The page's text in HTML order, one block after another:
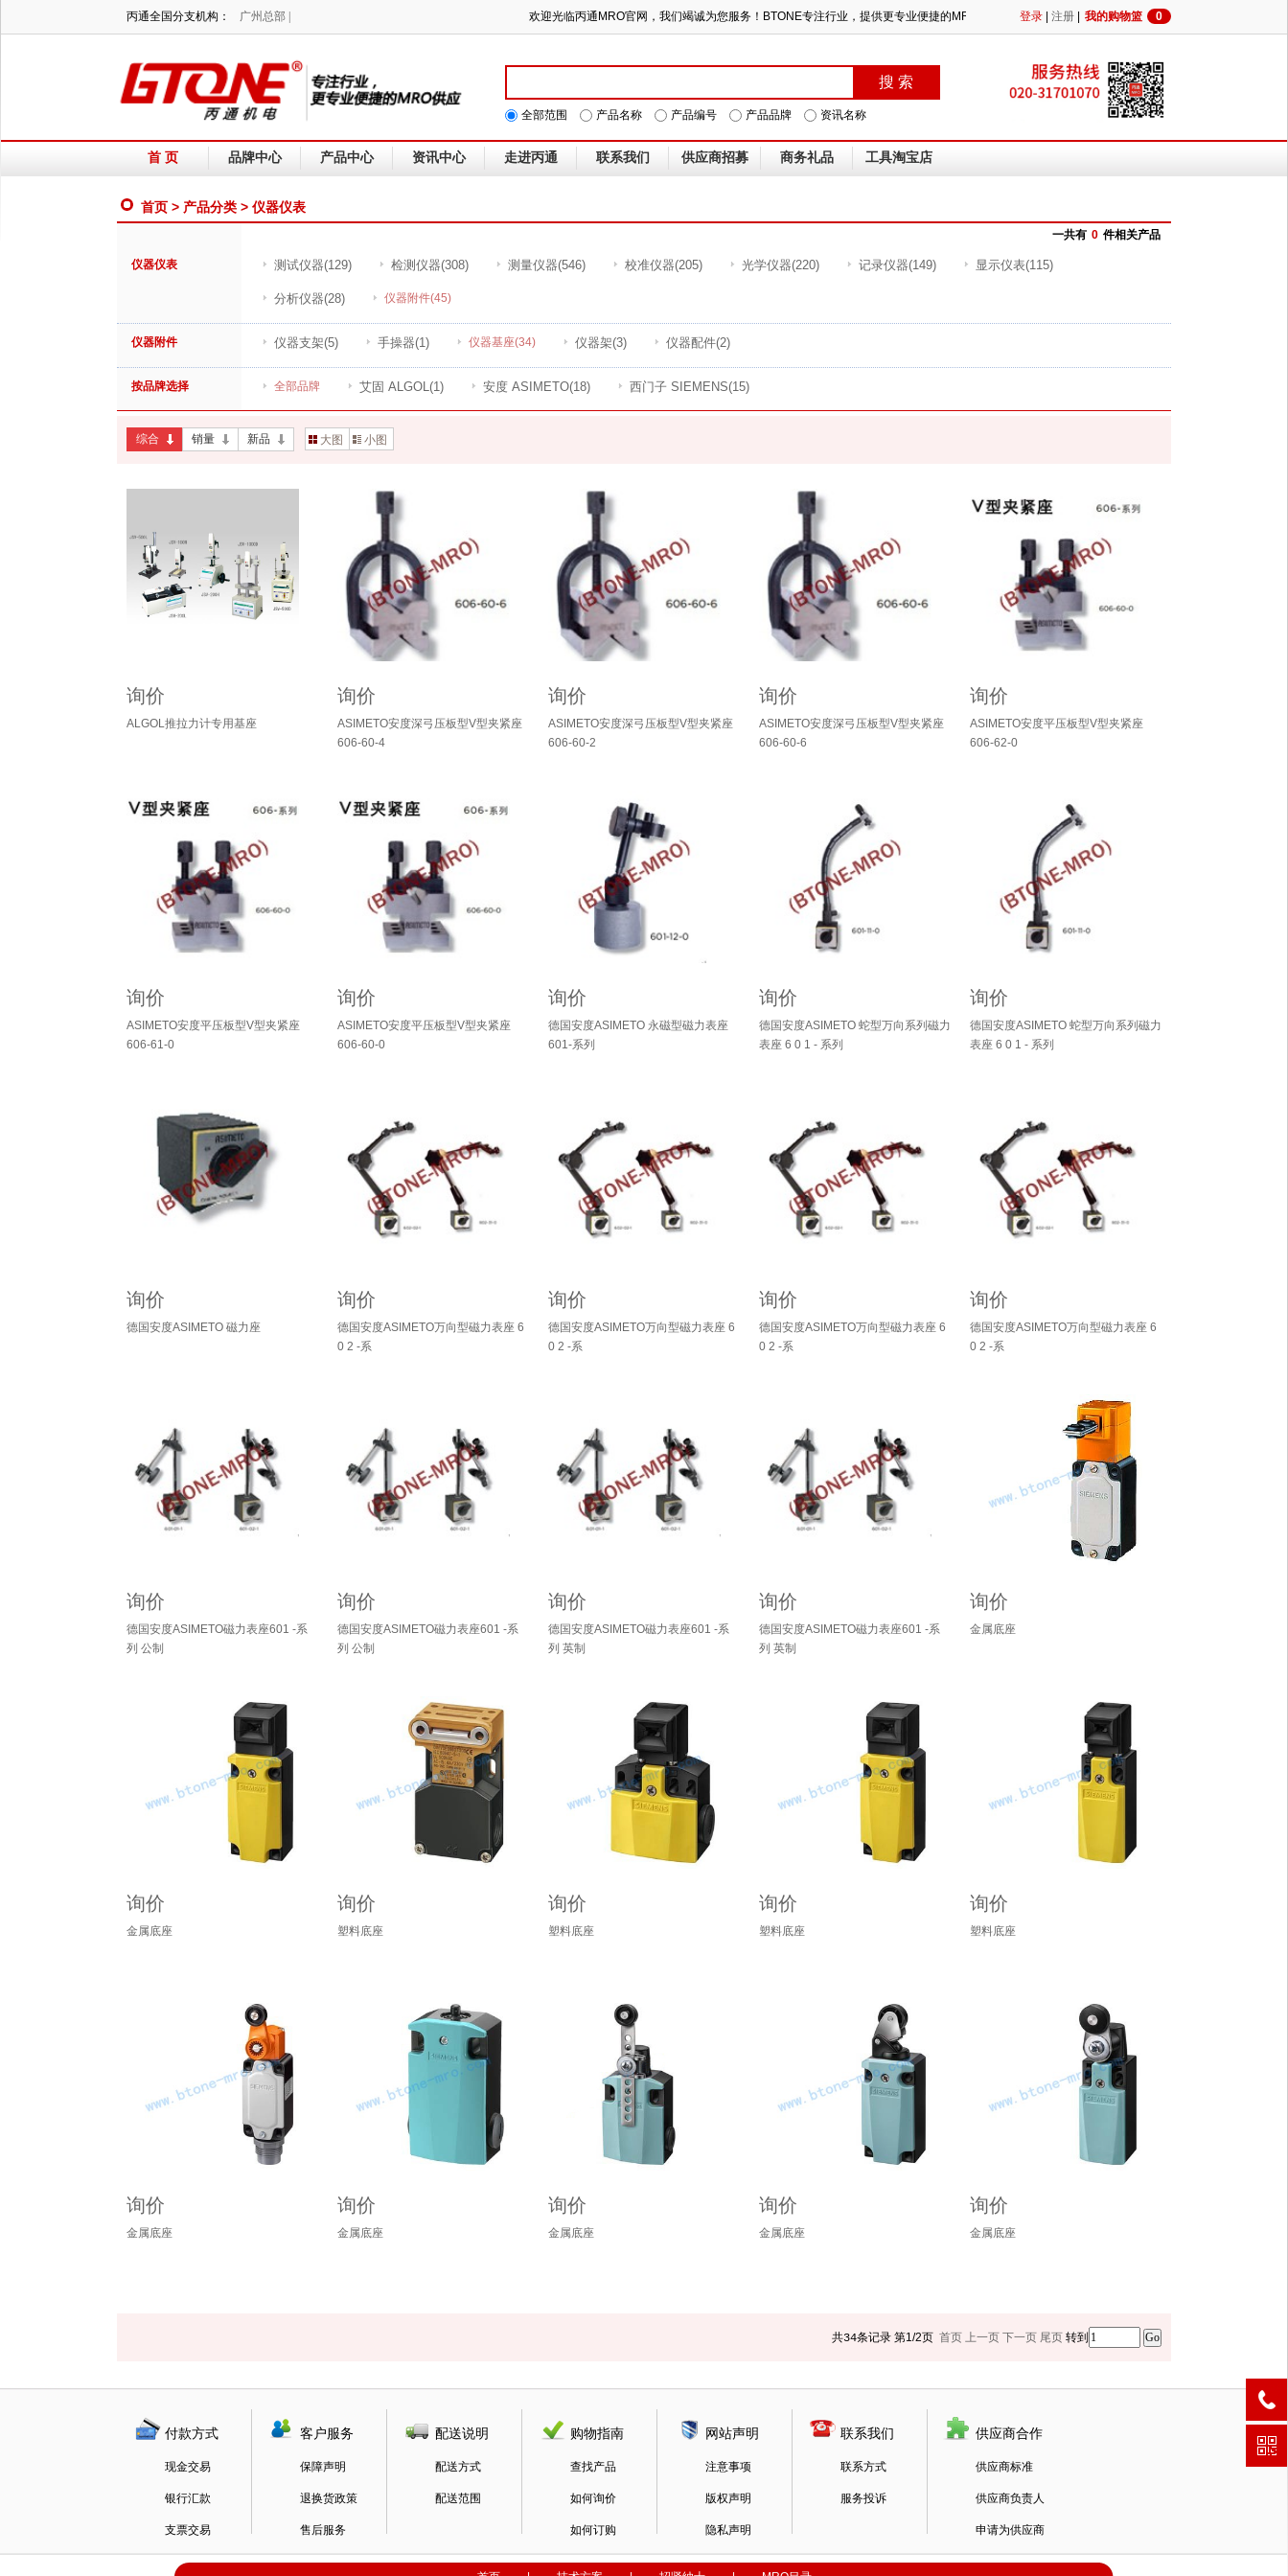
丙通全国分支机构： 广州总部 | 欢迎光临丙通MRO官网，我们竭诚为您服务！BTONE专注行业，提供更专业便捷的MRO供应！ 我的购物篮 0
登录 注册
全部范围 产品名称 产品编号 产品品牌 资讯名称
首 页 品牌中心 产品中心 资讯中心 走进丙通 联系我们 供应商招募 商务礼品 工具淘宝店
首页 > 产品分类 > 仪器仪表
一共有 0 件相关产品
仪器仪表 测试仪器(129) 检测仪器(308) 测量仪器(546) 校准仪器(205) 光学仪器(220) 记录仪器(149) 显示仪表(115)
分析仪器(28) 仪器附件(45)
仪器附件 仪器支架(5) 手操器(1) 仪器基座(34) 仪器架(3) 仪器配件(2)
按品牌选择 全部品牌 艾固 ALGOL(1) 安度 ASIMETO(18) 西门子 SIEMENS(15)
综合 销量 新品 大图 小图
询价
ALGOL推拉力计专用基座
询价
ASIMETO安度深弓压板型V型夹紧座
606-60-4
询价
ASIMETO安度深弓压板型V型夹紧座
606-60-2
询价
ASIMETO安度深弓压板型V型夹紧座
606-60-6
询价
ASIMETO安度平压板型V型夹紧座
606-62-0
询价
ASIMETO安度平压板型V型夹紧座
606-61-0
询价
ASIMETO安度平压板型V型夹紧座
606-60-0
询价
德国安度ASIMETO 永磁型磁力表座
601-系列
询价
德国安度ASIMETO 蛇型万向系列磁力
表座 6 0 1 - 系列
询价
德国安度ASIMETO 蛇型万向系列磁力
表座 6 0 1 - 系列
询价
德国安度ASIMETO 磁力座
询价
德国安度ASIMETO万向型磁力表座 6
0 2 -系
询价
德国安度ASIMETO万向型磁力表座 6
0 2 -系
询价
德国安度ASIMETO万向型磁力表座 6
0 2 -系
询价
德国安度ASIMETO万向型磁力表座 6
0 2 -系
询价
德国安度ASIMETO磁力表座601 -系
列 公制
询价
德国安度ASIMETO磁力表座601 -系
列 公制
询价
德国安度ASIMETO磁力表座601 -系
列 英制
询价
德国安度ASIMETO磁力表座601 -系
列 英制
询价
金属底座
询价
金属底座
询价
塑料底座
询价
塑料底座
询价
塑料底座
询价
塑料底座
询价
金属底座
询价
金属底座
询价
金属底座
询价
金属底座
询价
金属底座
共34条记录 第1/2页 首页 上一页 下一页 尾页 转到
付款方式
现金交易
银行汇款
支票交易
客户服务
保障声明
退换货政策
售后服务
配送说明
配送方式
配送范围
购物指南
查找产品
如何询价
如何订购
网站声明
注意事项
版权声明
隐私声明
联系我们
联系方式
服务投诉
供应商合作
供应商标准
供应商负责人
申请为供应商